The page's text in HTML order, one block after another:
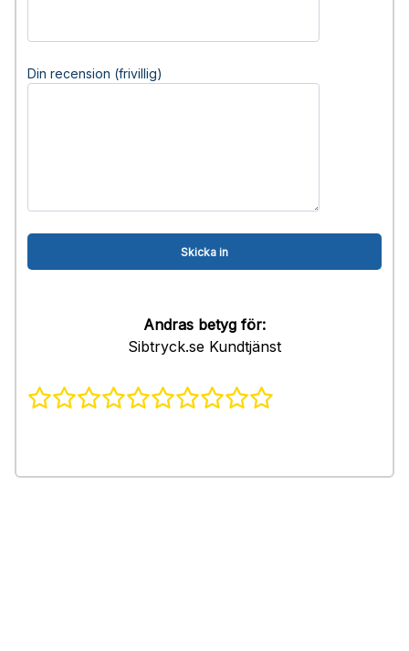
Din recension (frivillig)
Andras betyg för:
Sibtryck.se Kundtjänst